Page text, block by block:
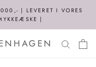
| LEVERET I VORES
|